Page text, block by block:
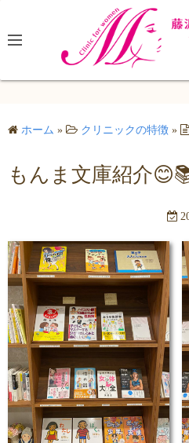
テ
ス
ホーム » クリニックの特徴 »
もんま文庫紹介